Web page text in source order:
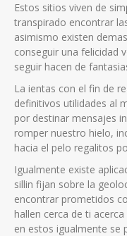
Estos sitios viven de
transpirado encontrar
asimismo existen
conseguir una felicidad
seguir hacen de
La ientas con el fin de
definitivos utilidades al
por destinar mensajes
romper nuestro hielo,
hacia el pelo regalitos
Igualmente existe
silli­n fijan sobre la
encontrar prometidos
hallen cerca de ti
en estos igualmente se